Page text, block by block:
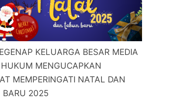
KELUARGA BESAR MEDIA
HUKUM MENGUCAPKAN
MEMPERINGATI NATAL DAN
BARU 2025